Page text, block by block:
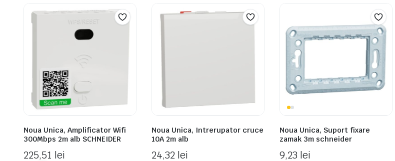
Noua Unica, Amplificator Wifi
300Mbps 2m alb SCHNEIDER
225,51 lei
Noua Unica, Intrerupator cruce
10A 2m alb
24,32 lei
Noua Unica, Suport fixare
zamak 3m schneider
9,23 lei